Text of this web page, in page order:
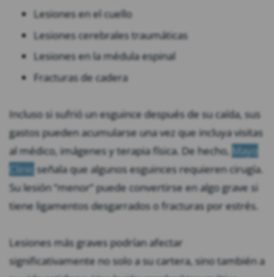
Lesiones en el cuello
Lesiones cerebrales traumáticas
Lesiones en la médula espinal
Fracturas de cadera
Incluso si sufrió un esguince después de su caída, sus
gastos pueden acumularse una vez que incluya visitas
al médico, imágenes y terapia física. De hecho, Mayo
Clinic señala que algunos esguinces requieren cirugía.
Su lesión “menor” puede convertirse en algo grave si
tiene ligamentos desgarrados o fracturas por estrés.
Lesiones más graves podrían afectar
significativamente no solo a su cartera, sino también a